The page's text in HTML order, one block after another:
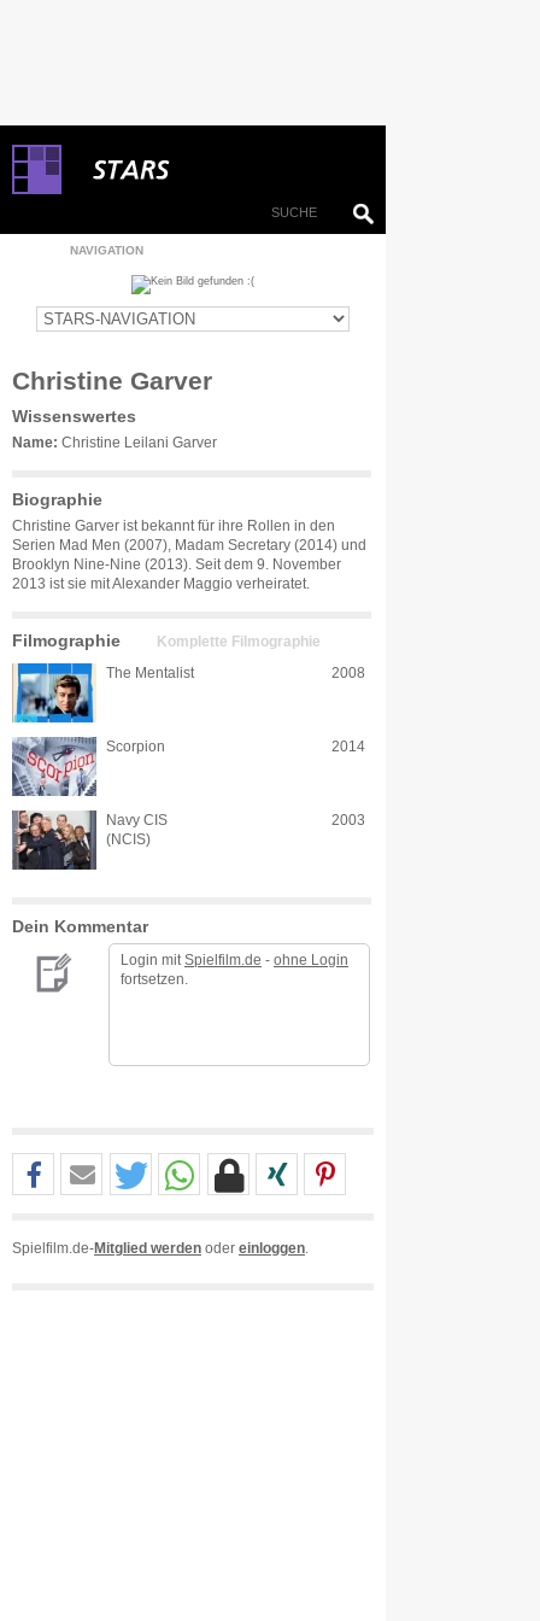
NAVIGATION
Christine Garver
Wissenswertes
Name: Christine Leilani Garver
Biographie
Christine Garver ist bekannt für ihre Rollen in den
Serien Mad Men (2007), Madam Secretary (2014) und
Brooklyn Nine-Nine (2013). Seit dem 9. November
2013 ist sie mit Alexander Maggio verheiratet.
Filmographie Komplette Filmographie
The Mentalist 2008
Scorpion 2014
Navy CIS
(NCIS)
2003
Dein Kommentar
Login mit Spielfilm.de - ohne Login
fortsetzen.
Spielfilm.de-Mitglied werden oder einloggen